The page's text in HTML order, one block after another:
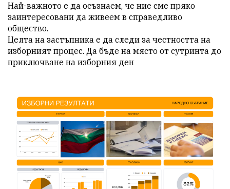
Най-важното е да осъзнаем, че ние сме пряко
заинтересовани да живеем в справедливо
общество.
Целта на застъпника е да следи за честността на
изборният процес. Да бъде на място от сутринта до
приключване на изборния ден